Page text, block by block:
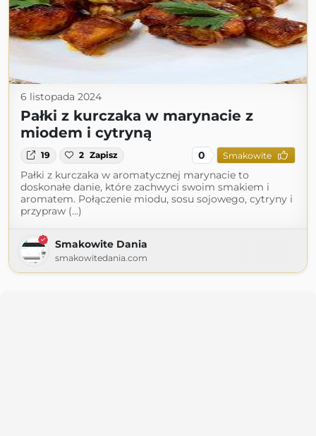
6 listopada 2024
Pałki z kurczaka w marynacie z
miodem i cytryną
19 2 Zapisz 0 Smakowite
Pałki z kurczaka w aromatycznej marynacie to
doskonałe danie, które zachwyci swoim smakiem i
aromatem. Połączenie miodu, sosu sojowego, cytryny i
przypraw (...)
Smakowite Dania
smakowitedania.com